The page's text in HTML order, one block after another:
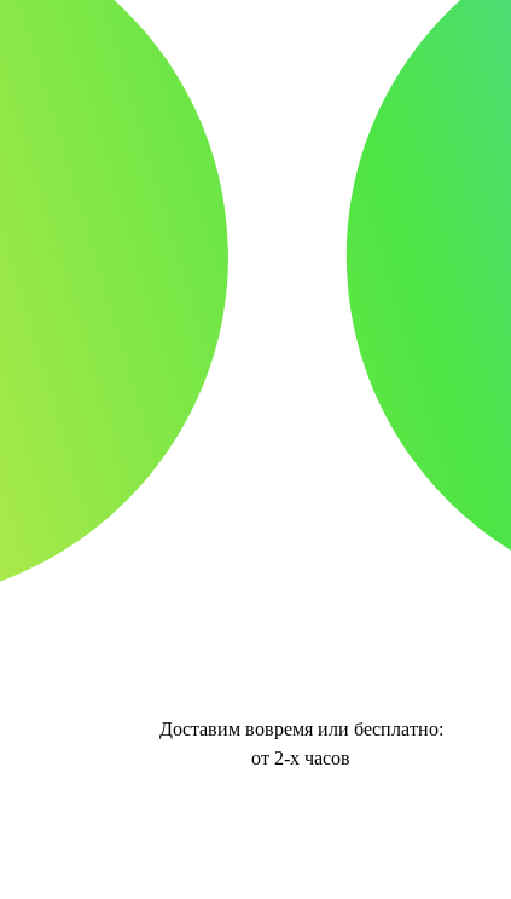
Доставим вовремя или бесплатно:
от 2-х часов